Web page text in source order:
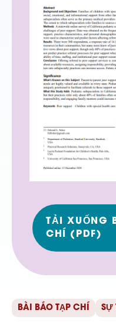
TẢI XUỐNG
CHÍ (PDF)
BÀI BÁO TẠP CHÍ SỰ